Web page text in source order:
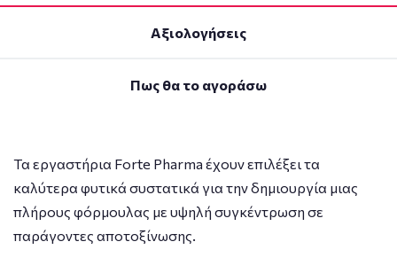
Αξιολογήσεις
Πως θα το αγοράσω
Τα εργαστήρια Forte Pharma έχουν επιλέξει τα
καλύτερα φυτικά συστατικά για την δημιουργία μιας
πλήρους φόρμουλας με υψηλή συγκέντρωση σε
παράγοντες αποτοξίνωσης.